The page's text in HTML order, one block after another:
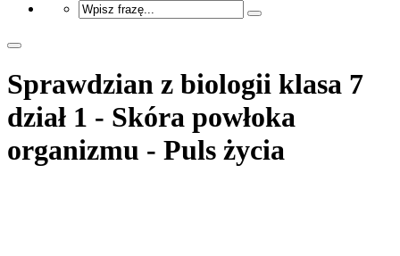
Sprawdzian z biologii klasa 7
dział 1 - Skóra powłoka
organizmu - Puls życia